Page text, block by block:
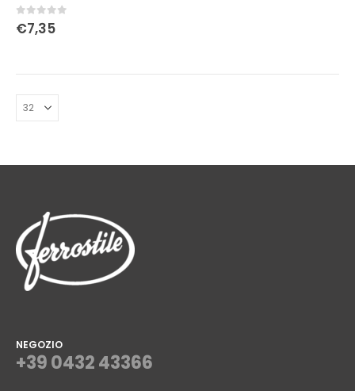
0Su 5
€7,35
NEGOZIO
+39 0432 43366